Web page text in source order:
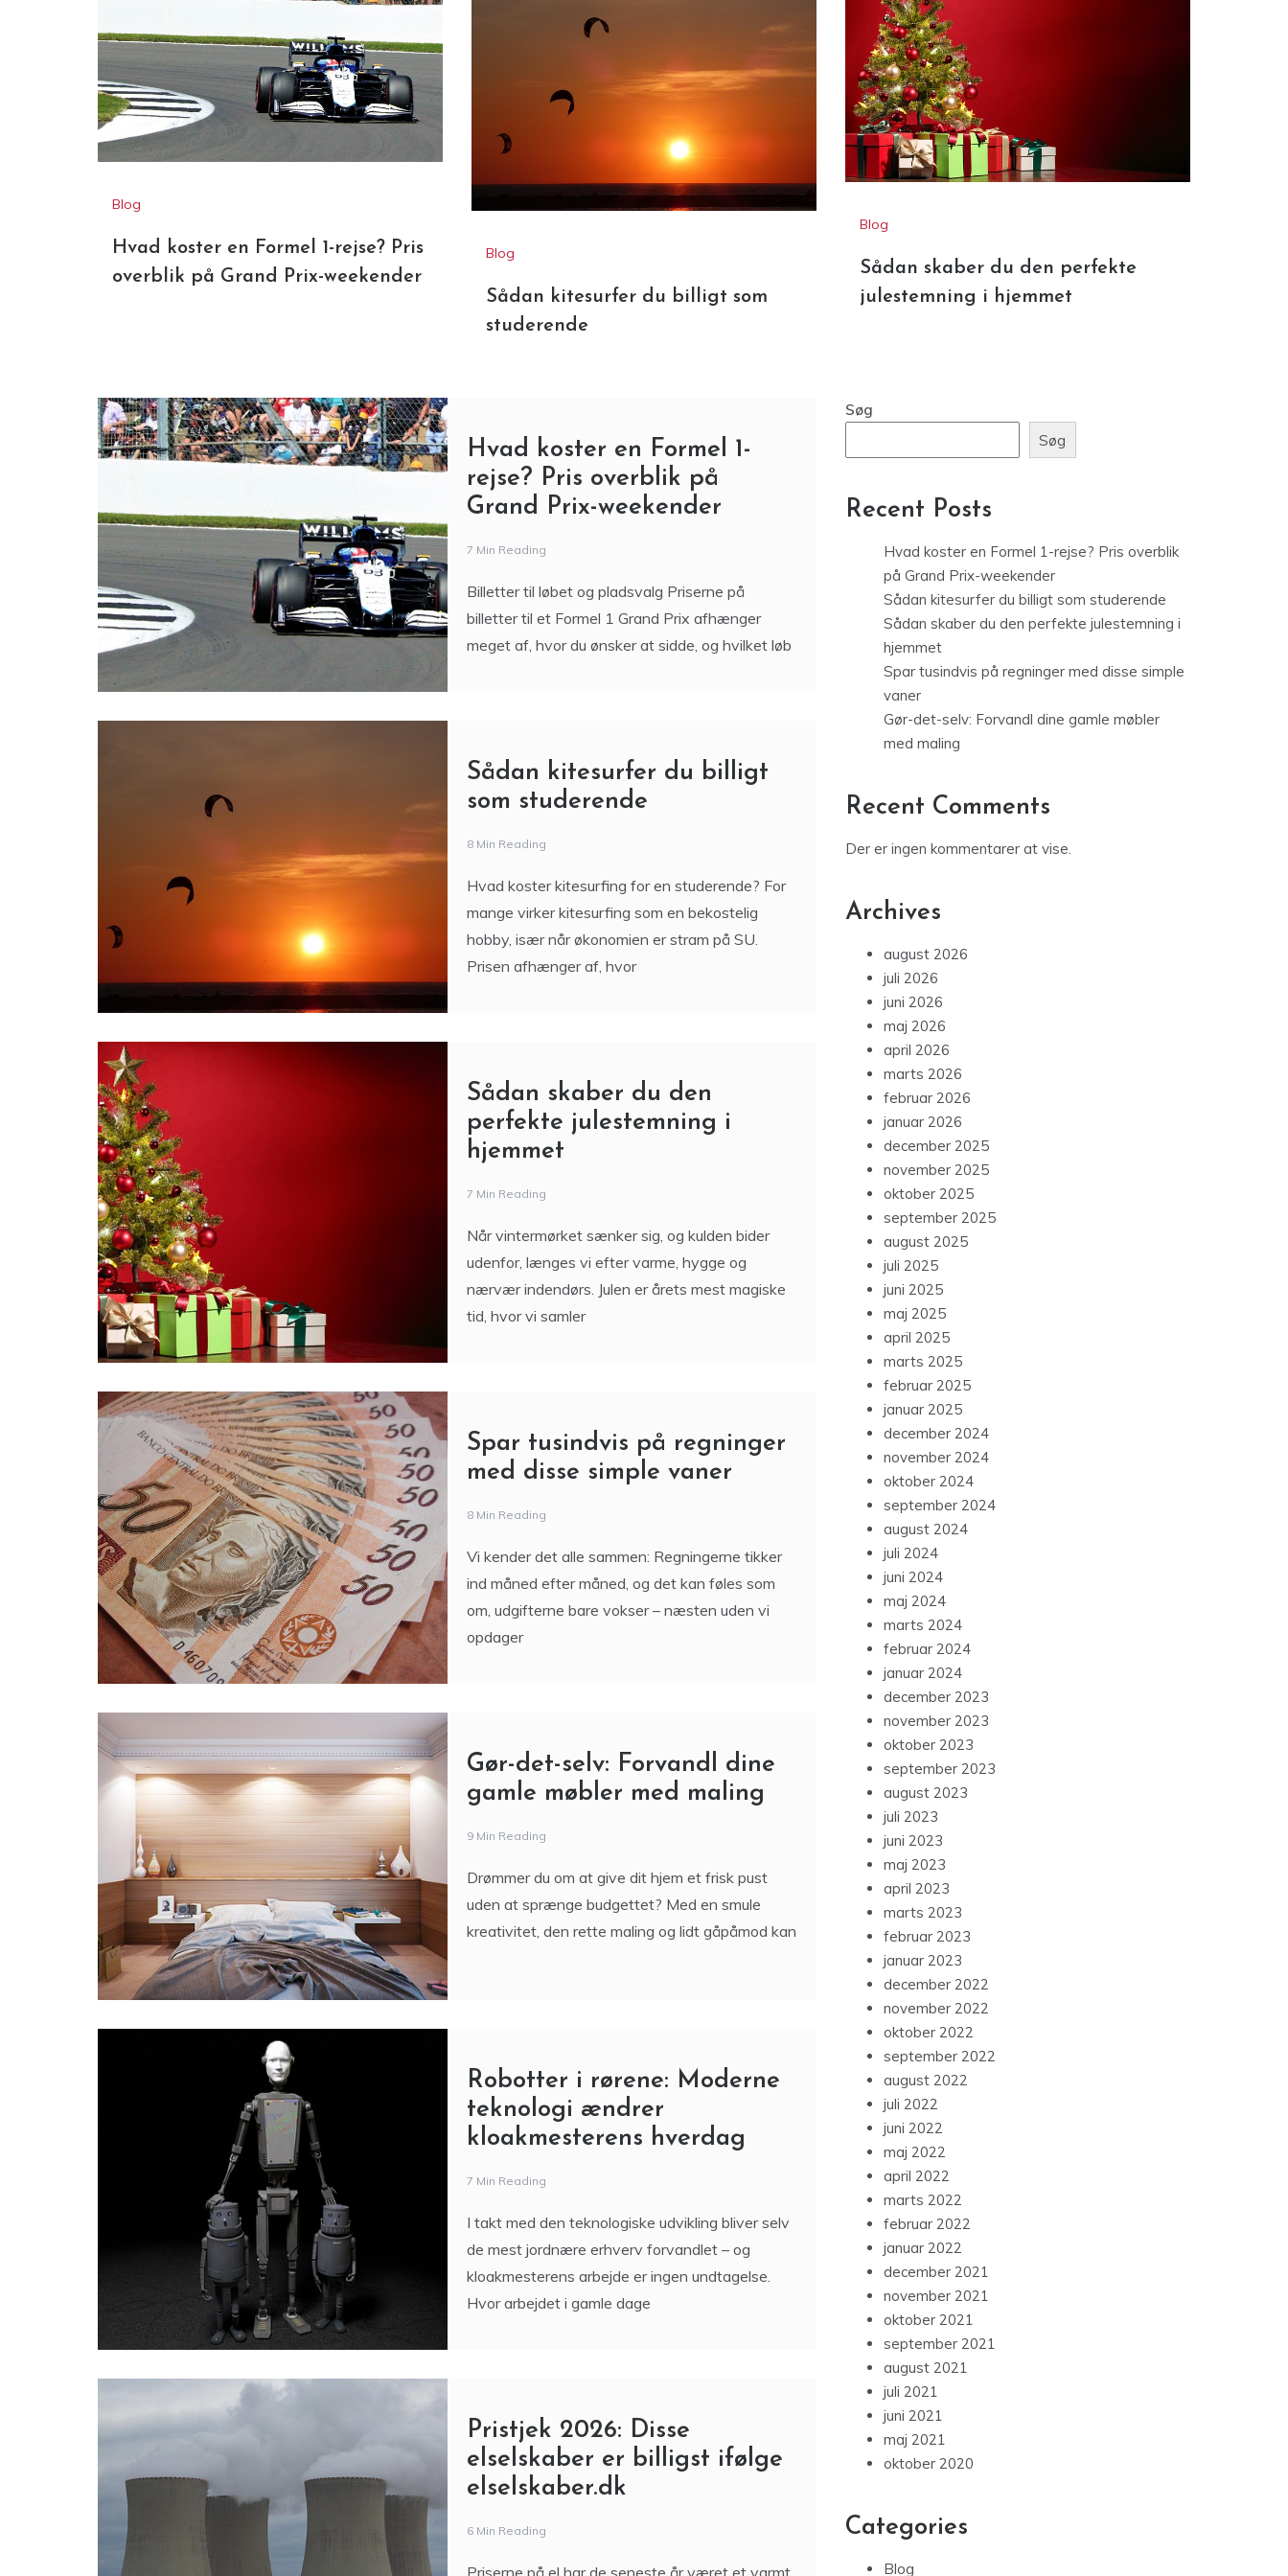
Blog
Hvad koster en Formel 1-rejse? Pris
overblik på Grand Prix-weekender
Blog
Sådan kitesurfer du billigt som
studerende
Blog
Sådan skaber du den perfekte
julestemning i hjemmet
Hvad koster en Formel 1-
rejse? Pris overblik på
Grand Prix-weekender
7 Min Reading
Billetter til løbet og pladsvalg Priserne på
billetter til et Formel 1 Grand Prix afhænger
meget af, hvor du ønsker at sidde, og hvilket løb
Sådan kitesurfer du billigt
som studerende
8 Min Reading
Hvad koster kitesurfing for en studerende? For
mange virker kitesurfing som en bekostelig
hobby, især når økonomien er stram på SU.
Prisen afhænger af, hvor
Sådan skaber du den
perfekte julestemning i
hjemmet
7 Min Reading
Når vintermørket sænker sig, og kulden bider
udenfor, længes vi efter varme, hygge og
nærvær indendørs. Julen er årets mest magiske
tid, hvor vi samler
Spar tusindvis på regninger
med disse simple vaner
8 Min Reading
Vi kender det alle sammen: Regningerne tikker
ind måned efter måned, og det kan føles som
om, udgifterne bare vokser – næsten uden vi
opdager
Gør-det-selv: Forvandl dine
gamle møbler med maling
9 Min Reading
Drømmer du om at give dit hjem et frisk pust
uden at sprænge budgettet? Med en smule
kreativitet, den rette maling og lidt gåpåmod kan
Robotter i rørene: Moderne
teknologi ændrer
kloakmesterens hverdag
7 Min Reading
I takt med den teknologiske udvikling bliver selv
de mest jordnære erhverv forvandlet – og
kloakmesterens arbejde er ingen undtagelse.
Hvor arbejdet i gamle dage
Pristjek 2026: Disse
elselskaber er billigst ifølge
elselskaber.dk
6 Min Reading
Priserne på el har de seneste år været et varmt
Søg
Søg
Recent Posts
Hvad koster en Formel 1-rejse? Pris overblik
på Grand Prix-weekender
Sådan kitesurfer du billigt som studerende
Sådan skaber du den perfekte julestemning i
hjemmet
Spar tusindvis på regninger med disse simple
vaner
Gør-det-selv: Forvandl dine gamle møbler
med maling
Recent Comments
Der er ingen kommentarer at vise.
Archives
august 2026
juli 2026
juni 2026
maj 2026
april 2026
marts 2026
februar 2026
januar 2026
december 2025
november 2025
oktober 2025
september 2025
august 2025
juli 2025
juni 2025
maj 2025
april 2025
marts 2025
februar 2025
januar 2025
december 2024
november 2024
oktober 2024
september 2024
august 2024
juli 2024
juni 2024
maj 2024
marts 2024
februar 2024
januar 2024
december 2023
november 2023
oktober 2023
september 2023
august 2023
juli 2023
juni 2023
maj 2023
april 2023
marts 2023
februar 2023
januar 2023
december 2022
november 2022
oktober 2022
september 2022
august 2022
juli 2022
juni 2022
maj 2022
april 2022
marts 2022
februar 2022
januar 2022
december 2021
november 2021
oktober 2021
september 2021
august 2021
juli 2021
juni 2021
maj 2021
oktober 2020
Categories
Blog